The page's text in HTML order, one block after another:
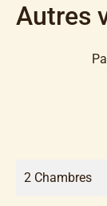
Autres
2 Chambres